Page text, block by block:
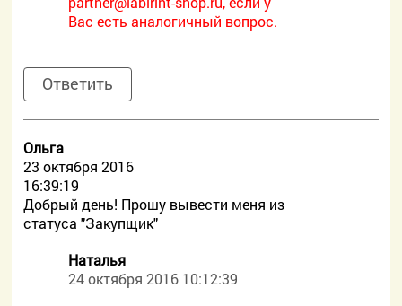
Вас есть аналогичный вопрос.
Ответить
Ольга
23 октября 2016
16:39:19
Добрый день! Прошу вывести меня из
статуса "Закупщик"
Наталья
24 октября 2016 10:12:39